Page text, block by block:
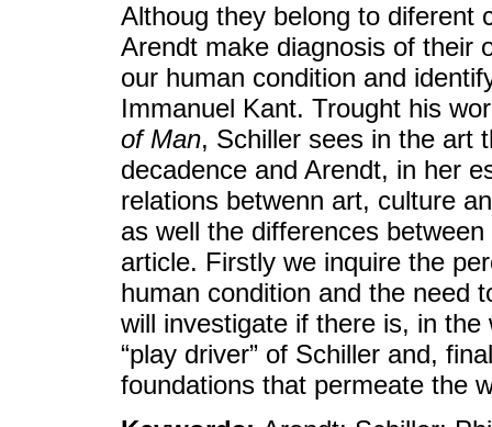
Althoug they belong to diferent
Arendt make diagnosis of their
our human condition and
Immanuel Kant. Trought his
of Man, Schiller sees in the art
decadence and Arendt, in her
relations betwenn art, culture
as well the differences
article. Firstly we inquire the
human condition and the need
will investigate if there is, in
“play driver” of Schiller and,
foundations that permeate the